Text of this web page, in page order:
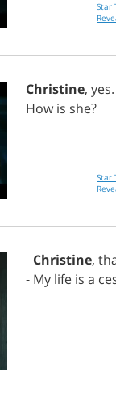
Star
Christine, yes.
How is she?
Star
- Christine,
- My life is a